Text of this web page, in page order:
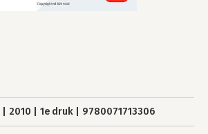
2010 1e druk 9780071713306